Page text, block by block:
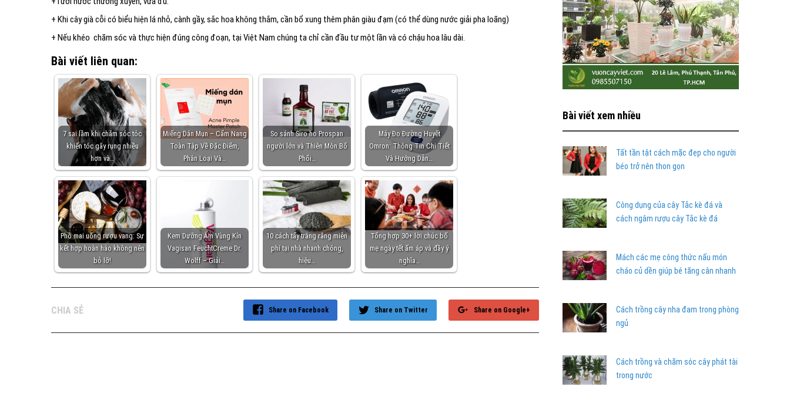
+ Khi cây già cỗi có biểu hiện lá nhỏ, cành gầy, sắc hoa không thắm, cần bổ xung thêm phân giàu đạm (có thể dùng nước giải pha loãng)
+ Nếu khéo chăm sóc và thực hiện đúng công đoạn, tại Việt Nam chúng ta chỉ cần đầu tư một lần và có chậu hoa lâu dài.
Bài viết liên quan:
7 sai lầm khi chăm sóc tóc
khiến tóc gãy rụng nhiều
hơn và…
Miếng Dán Mụn – Cẩm Nang
Toàn Tập Về Đặc Điểm,
Phân Loại Và…
So sánh Siro ho Prospan
người lớn và Thiên Môn Bổ
Phổi…
Máy Đo Đường Huyết
Omron: Thông Tin Chi Tiết
Và Hướng Dẫn…
Phô mai uống rượu vang: Sự
kết hợp hoàn hảo không nên
bỏ lỡ!
Kem Dưỡng Ẩm Vùng Kín
Vagisan FeuchtCreme Dr.
Wolff – Giải…
10 cách tẩy trắng răng miễn
phí tại nhà nhanh chóng,
hiệu…
Tổng hợp 30+ lời chúc bố
mẹ ngày tết ấm áp và đầy ý
nghĩa…
CHIA SẺ Share on Google+
Share on Twitter
Share on Facebook
Bài viết xem nhiều
Tất tần tật cách mặc đẹp cho người
béo trở nên thon gọn
Công dụng của cây Tắc kè đá và
cách ngâm rượu cây Tắc kè đá
Mách các mẹ công thức nấu món
cháo củ dền giúp bé tăng cân nhanh
Cách trồng cây nha đam trong phòng
ngủ
Cách trồng và chăm sóc cây phát tài
trong nước